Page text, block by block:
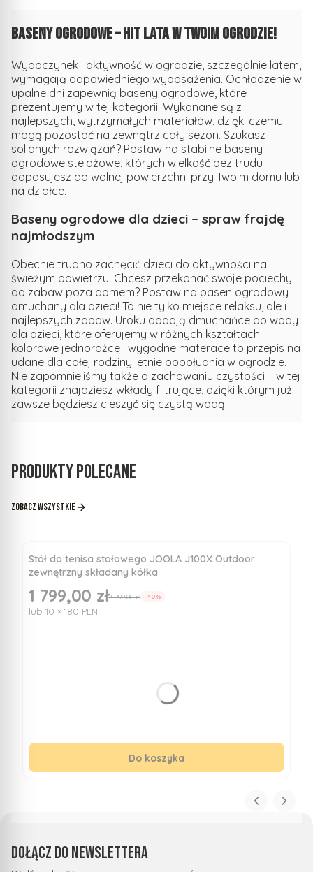
Baseny ogrodowe – hit lata w Twoim ogrodzie!
Wypoczynek i aktywność w ogrodzie, szczególnie latem,
wymagają odpowiedniego wyposażenia. Ochłodzenie w
upalne dni zapewnią baseny ogrodowe, które
prezentujemy w tej kategorii. Wykonane są z
najlepszych, wytrzymałych materiałów, dzięki czemu
mogą pozostać na zewnątrz cały sezon. Szukasz
solidnych rozwiązań? Postaw na stabilne baseny
ogrodowe stelażowe, których wielkość bez trudu
dopasujesz do wolnej powierzchni przy Twoim domu lub
na działce.
Baseny ogrodowe dla dzieci – spraw frajdę
najmłodszym
Obecnie trudno zachęcić dzieci do aktywności na
świeżym powietrzu. Chcesz przekonać swoje pociechy
do zabaw poza domem? Postaw na basen ogrodowy
dmuchany dla dzieci! To nie tylko miejsce relaksu, ale i
najlepszych zabaw. Uroku dodają dmuchańce do wody
dla dzieci, które oferujemy w różnych kształtach –
kolorowe jednorożce i wygodne materace to przepis na
udane dla całej rodziny letnie popołudnia w ogrodzie.
Nie zapomnieliśmy także o zachowaniu czystości – w tej
kategorii znajdziesz wkłady filtrujące, dzięki którym już
zawsze będziesz cieszyć się czystą wodą.
Produkty polecane
Zobacz wszystkie
Stół do tenisa stołowego JOOLA J100X Outdoor
zewnętrzny składany kółka
Cena promocyjna
1 799,00 zł2 999,00 zł -40%
lub 10 × 180 PLN
Do koszyka
Dołącz do newslettera